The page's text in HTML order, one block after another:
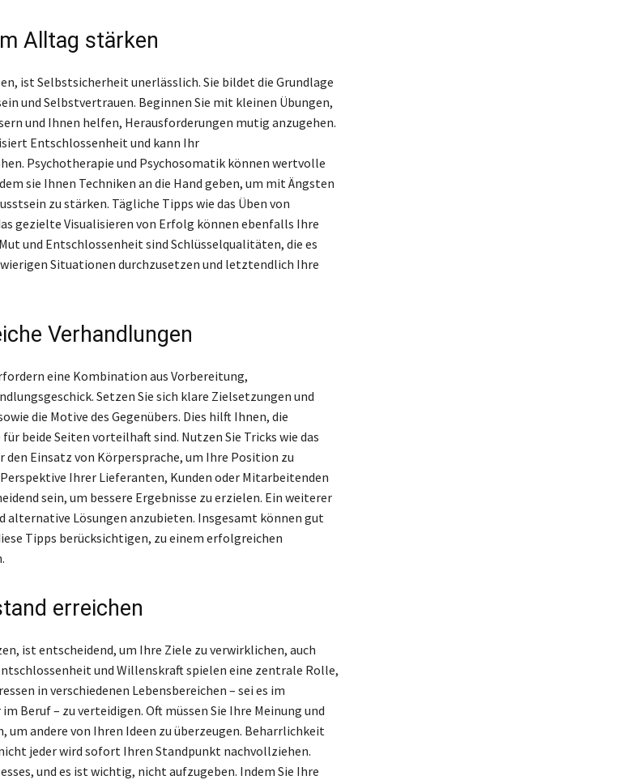
Alltag stärken
ist Selbstsicherheit unerlässlich. Sie bildet die Grundlage
und Selbstvertrauen. Beginnen Sie mit kleinen Übungen,
und Ihnen helfen, Herausforderungen mutig anzugehen.
Entschlossenheit und kann Ihr
Psychotherapie und Psychosomatik können wertvolle
sie Ihnen Techniken an die Hand geben, um mit Ängsten
zu stärken. Tägliche Tipps wie das Üben von
gezielte Visualisieren von Erfolg können ebenfalls Ihre
und Entschlossenheit sind Schlüsselqualitäten, die es
Situationen durchzusetzen und letztendlich Ihre
Verhandlungen
eine Kombination aus Vorbereitung,
Setzen Sie sich klare Zielsetzungen und
die Motive des Gegenübers. Dies hilft Ihnen, die
beide Seiten vorteilhaft sind. Nutzen Sie Tricks wie das
den Einsatz von Körpersprache, um Ihre Position zu
Ihrer Lieferanten, Kunden oder Mitarbeitenden
sein, um bessere Ergebnisse zu erzielen. Ein weiterer
alternative Lösungen anzubieten. Insgesamt können gut
Tipps berücksichtigen, zu einem erfolgreichen
erreichen
ist entscheidend, um Ihre Ziele zu verwirklichen, auch
und Willenskraft spielen eine zentrale Rolle,
in verschiedenen Lebensbereichen – sei es im
Beruf – zu verteidigen. Oft müssen Sie Ihre Meinung und
andere von Ihren Ideen zu überzeugen. Beharrlichkeit
jeder wird sofort Ihren Standpunkt nachvollziehen.
und es ist wichtig, nicht aufzugeben. Indem Sie Ihre